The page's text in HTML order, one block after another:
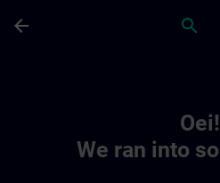
arrow_back search
Oei!
We ran into